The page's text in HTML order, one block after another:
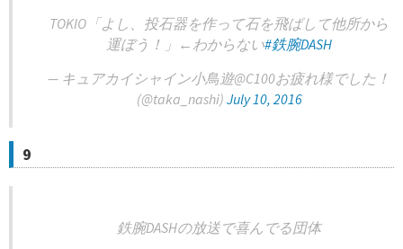
TOKIO「よし、投石器を作って石を飛ばして他所から
運ぼう！」←わからない#鉄腕DASH
— キュアカイシャイン小鳥遊@C100お疲れ様でした！
(@taka_nashi) July 10, 2016
9
鉄腕DASHの放送で喜んでる団体